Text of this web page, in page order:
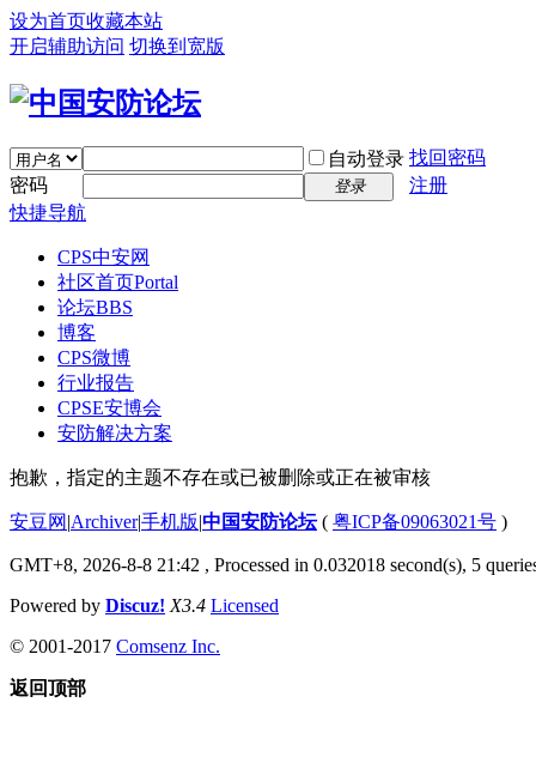
设为首页收藏本站
开启辅助访问 切换到宽版
自动登录 找回密码
密码
登录
注册
快捷导航
CPS中安网
社区首页Portal
论坛BBS
博客
CPS微博
行业报告
CPSE安博会
安防解决方案
抱歉，指定的主题不存在或已被删除或正在被审核
安豆网 |Archiver|手机版|中国安防论坛( 粤ICP备09063021号 )
GMT+8, 2026-8-8 21:42 , Processed in 0.032018 second(s), 5
Powered by Discuz! X3.4 Licensed
© 2001-2017 Comsenz Inc.
返回顶部